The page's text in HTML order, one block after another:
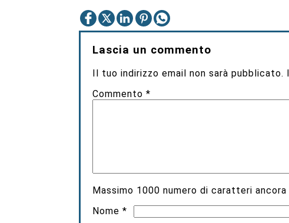
Lascia un commento
Il tuo indirizzo email non sarà pubblicato.
Commento*
Massimo 1000 numero di caratteri
Nome*